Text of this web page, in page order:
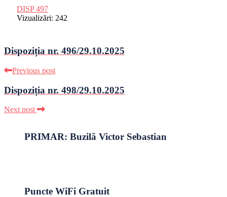
DISP 497
Vizualizări: 242
Dispoziția nr. 496/29.10.2025
Previous post
Dispoziția nr. 498/29.10.2025
Next post
PRIMAR: Buzilă Victor Sebastian
Puncte WiFi Gratuit